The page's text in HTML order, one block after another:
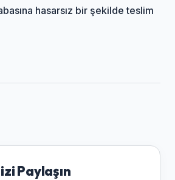
hasarsız bir şekilde teslim
Paylaşın